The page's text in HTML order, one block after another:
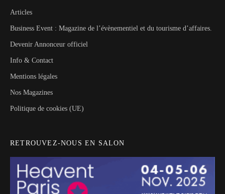
Articles
Business Event : Magazine de l’évènementiel et du tourisme d’affaires.
Devenir Annonceur officiel
Info & Contact
Mentions légales
Nos Magazines
Politique de cookies (UE)
RETROUVEZ-NOUS EN SALON